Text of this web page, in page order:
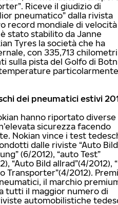
Riceve il giudizio di
pneumatico” dalla rivista
record mondiale di velocità
stato stabilito da Janne
Tyres la società che ha
con 335,713 chilometri
sulla pista del Golfo di
particolarmente
dei pneumatici estivi
hanno riportato diverse
sicurezza facendo
Nokian vince i test
dalle riviste “Auto
(6/2012), “auto Test”
“Auto Bild allrad”(4/2012),
Transporter”(4/2012).
il marchio
tutti il maggior numero di
automobilistiche